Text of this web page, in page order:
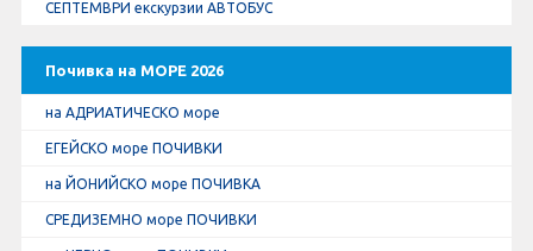
СЕПТЕМВРИ екскурзии АВТОБУС
Почивка на МОРЕ 2026
на АДРИАТИЧЕСКО море
ЕГЕЙСКО море ПОЧИВКИ
на ЙОНИЙСКО море ПОЧИВКА
СРЕДИЗЕМНО море ПОЧИВКИ